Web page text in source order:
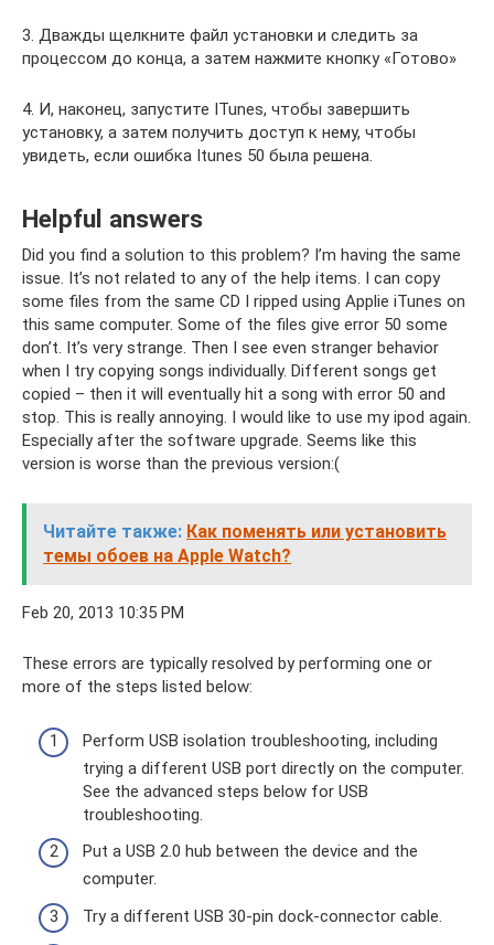
3. Дважды щелкните файл установки и следить за
процессом до конца, а затем нажмите кнопку «Готово»
4. И, наконец, запустите ITunes, чтобы завершить
установку, а затем получить доступ к нему, чтобы
увидеть, если ошибка Itunes 50 была решена.
Helpful answers
Did you find a solution to this problem? I’m having the same
issue. It’s not related to any of the help items. I can copy
some files from the same CD I ripped using Applie iTunes on
this same computer. Some of the files give error 50 some
don’t. It’s very strange. Then I see even stranger behavior
when I try copying songs individually. Different songs get
copied – then it will eventually hit a song with error 50 and
stop. This is really annoying. I would like to use my ipod again.
Especially after the software upgrade. Seems like this
version is worse than the previous version:(
Читайте также: Как поменять или установить
темы обоев на Apple Watch?
Feb 20, 2013 10:35 PM
These errors are typically resolved by performing one or
more of the steps listed below:
Perform USB isolation troubleshooting, including
trying a different USB port directly on the computer.
See the advanced steps below for USB
troubleshooting.
Put a USB 2.0 hub between the device and the
computer.
Try a different USB 30-pin dock-connector cable.